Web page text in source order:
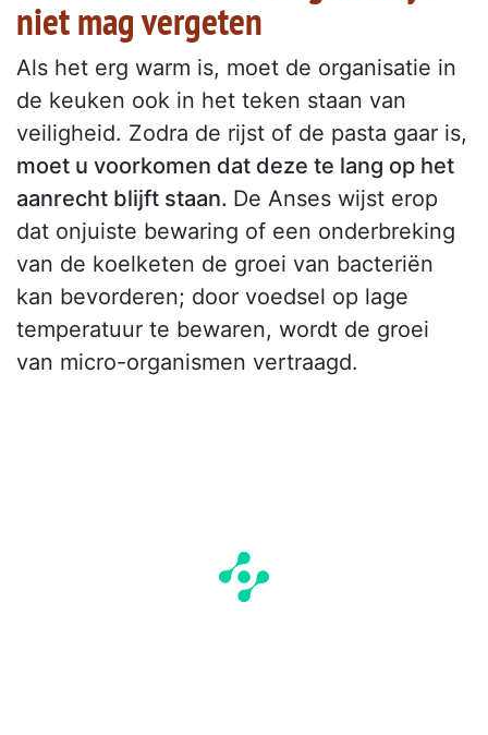
niet mag vergeten
Als het erg warm is, moet de organisatie in
de keuken ook in het teken staan van
veiligheid. Zodra de rijst of de pasta gaar is,
moet u voorkomen dat deze te lang op het
aanrecht blijft staan. De Anses wijst erop
dat onjuiste bewaring of een onderbreking
van de koelketen de groei van bacteriën
kan bevorderen; door voedsel op lage
temperatuur te bewaren, wordt de groei
van micro-organismen vertraagd.